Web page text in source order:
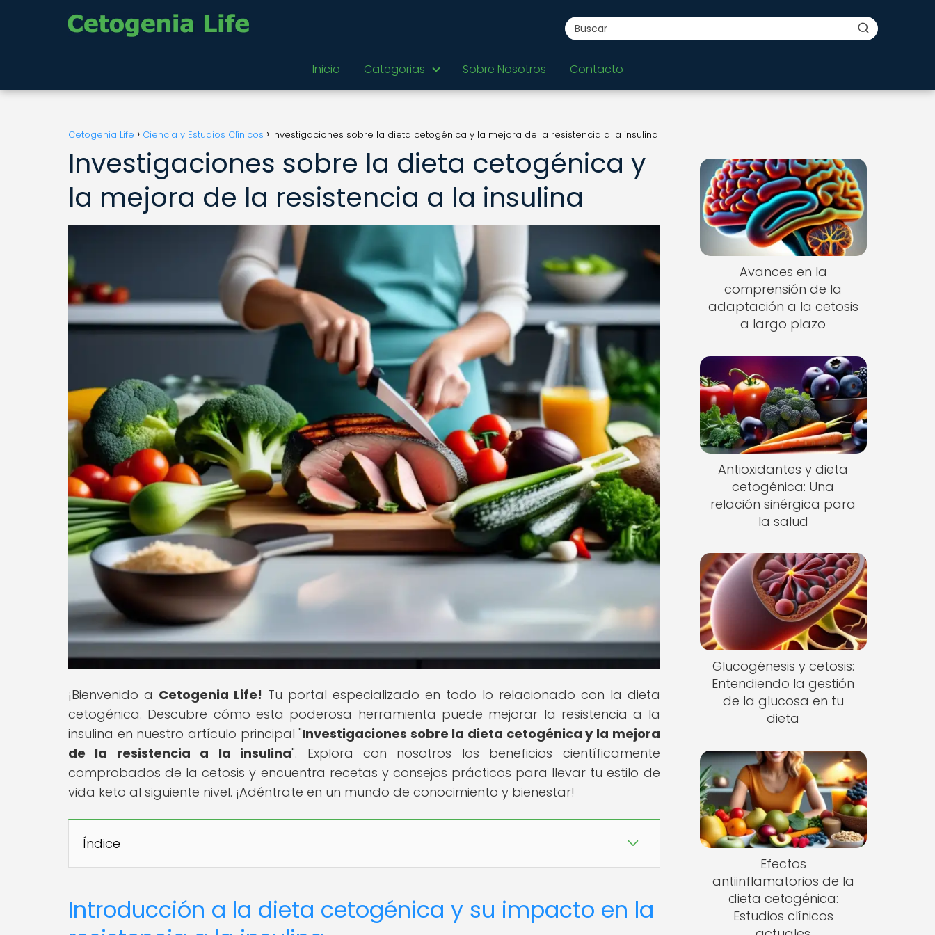
Inicio Categorias Sobre Nosotros Contacto
Cetogenia Life Ciencia y Estudios Clínicos Investigaciones sobre la dieta cetogénica y la mejora de la resistencia a la insulina
Investigaciones sobre la dieta cetogénica y
la mejora de la resistencia a la insulina
¡Bienvenido a Cetogenia Life! Tu portal especializado en todo lo relacionado con la dieta
cetogénica. Descubre cómo esta poderosa herramienta puede mejorar la resistencia a la
insulina en nuestro artículo principal "Investigaciones sobre la dieta cetogénica y la mejora
de la resistencia a la insulina". Explora con nosotros los beneficios científicamente
comprobados de la cetosis y encuentra recetas y consejos prácticos para llevar tu estilo de
vida keto al siguiente nivel. ¡Adéntrate en un mundo de conocimiento y bienestar!
Índice
Introducción a la dieta cetogénica y su impacto en la
Avances en la
comprensión de la
adaptación a la cetosis
a largo plazo
Antioxidantes y dieta
cetogénica: Una
relación sinérgica para
la salud
Glucogénesis y cetosis:
Entendiendo la gestión
de la glucosa en tu
dieta
Efectos
antiinflamatorios de la
dieta cetogénica:
Estudios clínicos